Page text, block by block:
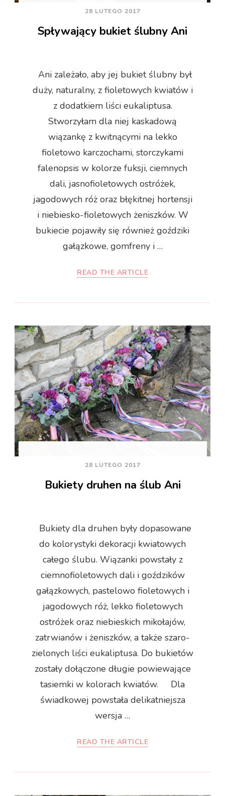
28 LUTEGO 2017
Spływający bukiet ślubny Ani
Ani zależało, aby jej bukiet ślubny był
duży, naturalny, z fioletowych kwiatów i
z dodatkiem liści eukaliptusa.
Stworzyłam dla niej kaskadową
wiązankę z kwitnącymi na lekko
fioletowo karczochami, storczykami
falenopsis w kolorze fuksji, ciemnych
dali, jasnofioletowych ostróżek,
jagodowych róż oraz błękitnej hortensji
i niebiesko-fioletowych żeniszków. W
bukiecie pojawiły się również goździki
gałązkowe, gomfreny i …
READ THE ARTICLE
28 LUTEGO 2017
Bukiety druhen na ślub Ani
Bukiety dla druhen były dopasowane
do kolorystyki dekoracji kwiatowych
całego ślubu. Wiązanki powstały z
ciemnofioletowych dali i goździków
gałązkowych, pastelowo fioletowych i
jagodowych róż, lekko fioletowych
ostróżek oraz niebieskich mikołajów,
zatrwianów i żeniszków, a także szaro-
zielonych liści eukaliptusa. Do bukietów
zostały dołączone długie powiewające
tasiemki w kolorach kwiatów. Dla
świadkowej powstała delikatniejsza
wersja …
READ THE ARTICLE